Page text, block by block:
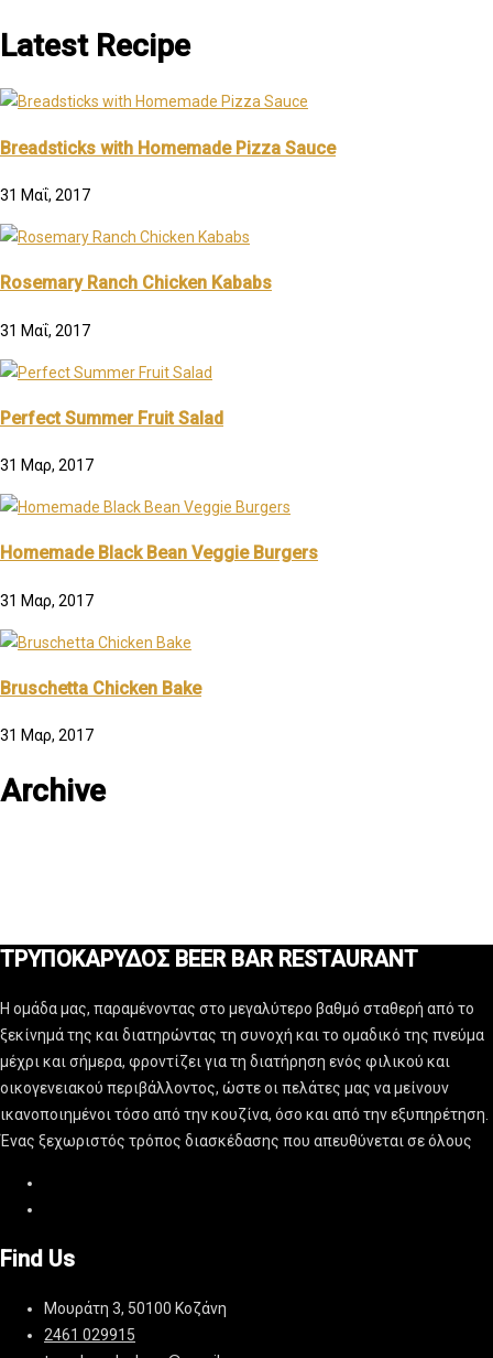
Latest Recipe
Breadsticks with Homemade Pizza Sauce
31 Μαΐ, 2017
Rosemary Ranch Chicken Kababs
31 Μαΐ, 2017
Perfect Summer Fruit Salad
31 Μαρ, 2017
Homemade Black Bean Veggie Burgers
31 Μαρ, 2017
Bruschetta Chicken Bake
31 Μαρ, 2017
Archive
ΤΡΥΠΟΚΑΡΥΔΟΣ BEER BAR RESTAURANT
Η ομάδα μας, παραμένοντας στο μεγαλύτερο βαθμό σταθερή από το
ξεκίνημά της και διατηρώντας τη συνοχή και το ομαδικό της πνεύμα
μέχρι και σήμερα, φροντίζει για τη διατήρηση ενός φιλικού και
οικογενειακού περιβάλλοντος, ώστε οι πελάτες μας να μείνουν
ικανοποιημένοι τόσο από την κουζίνα, όσο και από την εξυπηρέτηση.
Ένας ξεχωριστός τρόπος διασκέδασης που απευθύνεται σε όλους
Find Us
Μουράτη 3, 50100 Κοζάνη
2461 029915